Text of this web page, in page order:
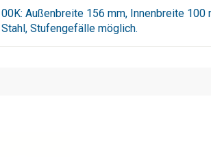
Außenbreite 156 mm, Innenbreite
Stufengefälle möglich.